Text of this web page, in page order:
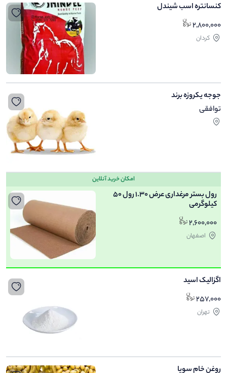
کنسانتره اسب شیندل
2,800,000
کردان
جوجه یکروزه برند
توافقی
امکان خرید آنلاین
رول بستر مرغداری عرض 1.30 رول 50
کیلوگرمی
2,600,000
اصفهان
اگزالیک اسید
257,000
تهران
روغن خام سویا